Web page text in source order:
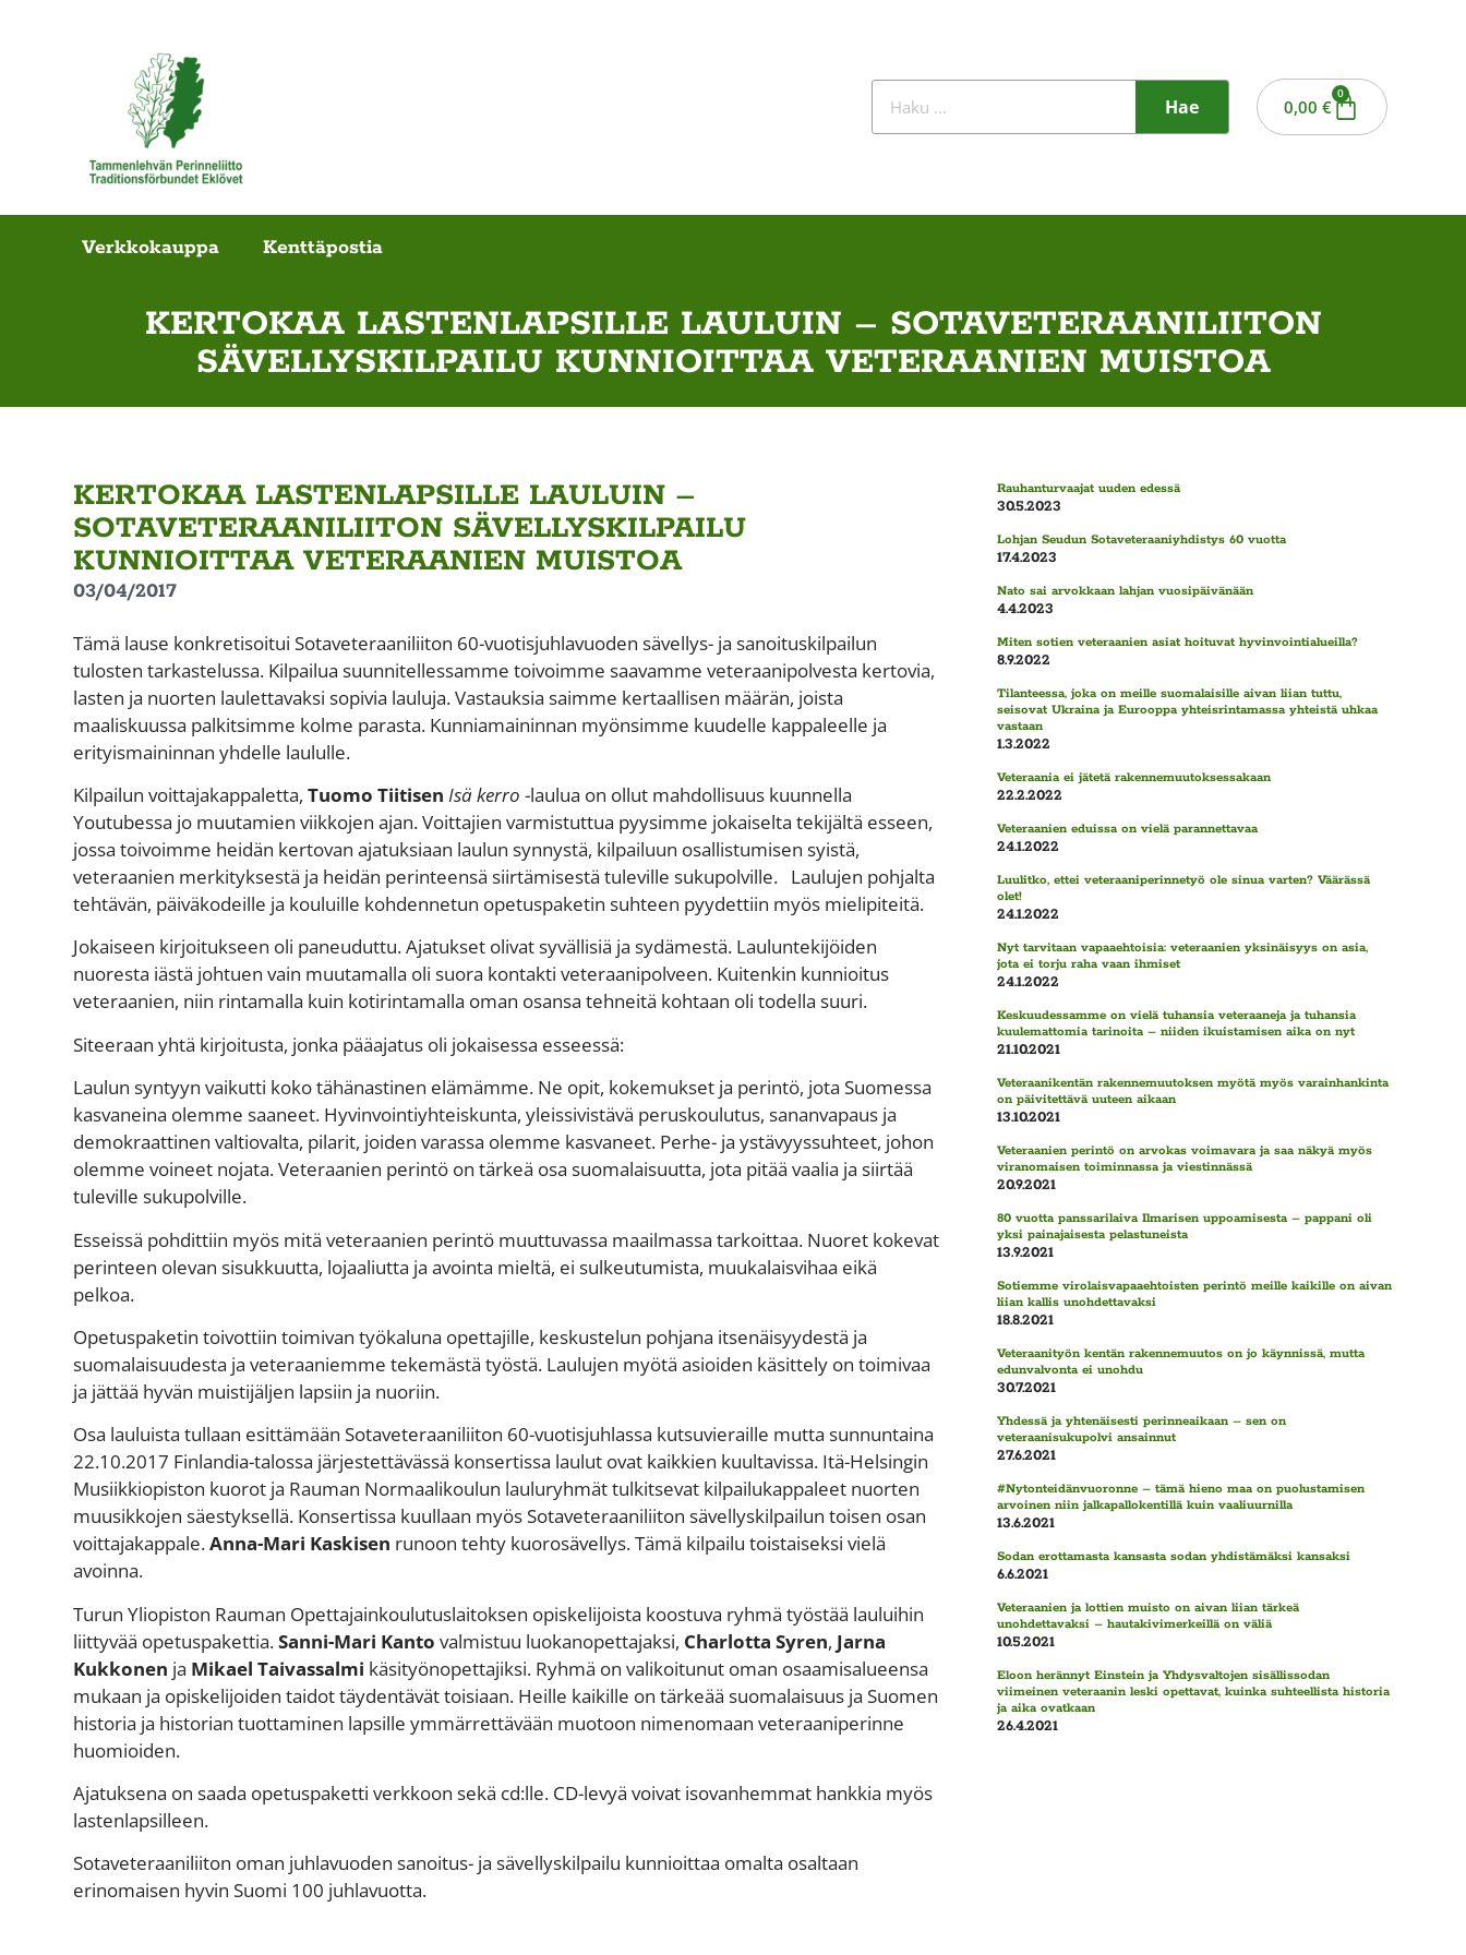
Hae 0,00€
0
Verkkokauppa Kenttäpostia
KERTOKAA LASTENLAPSILLE LAULUIN – SOTAVETERAANILIITON
SÄVELLYSKILPAILU KUNNIOITTAA VETERAANIEN MUISTOA
KERTOKAA LASTENLAPSILLE LAULUIN –
SOTAVETERAANILIITON SÄVELLYSKILPAILU
KUNNIOITTAA VETERAANIEN MUISTOA
03/04/2017
Tämä lause konkretisoitui Sotaveteraaniliiton 60-vuotisjuhlavuoden sävellys- ja sanoituskilpailun
tulosten tarkastelussa. Kilpailua suunnitellessamme toivoimme saavamme veteraanipolvesta kertovia,
lasten ja nuorten laulettavaksi sopivia lauluja. Vastauksia saimme kertaallisen määrän, joista
maaliskuussa palkitsimme kolme parasta. Kunniamaininnan myönsimme kuudelle kappaleelle ja
erityismaininnan yhdelle laululle.
Kilpailun voittajakappaletta,Tuomo Tiitisen Isä kerro -laulua on ollut mahdollisuus kuunnella
Youtubessa jo muutamien viikkojen ajan. Voittajien varmistuttua pyysimme jokaiselta tekijältä esseen,
jossa toivoimme heidän kertovan ajatuksiaan laulun synnystä, kilpailuun osallistumisen syistä,
veteraanien merkityksestä ja heidän perinteensä siirtämisestä tuleville sukupolville. Laulujen pohjalta
tehtävän, päiväkodeille ja kouluille kohdennetun opetuspaketin suhteen pyydettiin myös mielipiteitä.
Jokaiseen kirjoitukseen oli paneuduttu. Ajatukset olivat syvällisiä ja sydämestä. Lauluntekijöiden
nuoresta iästä johtuen vain muutamalla oli suora kontakti veteraanipolveen. Kuitenkin kunnioitus
veteraanien, niin rintamalla kuin kotirintamalla oman osansa tehneitä kohtaan oli todella suuri.
Siteeraan yhtä kirjoitusta, jonka pääajatus oli jokaisessa esseessä:
Laulun syntyyn vaikutti koko tähänastinen elämämme. Ne opit, kokemukset ja perintö, jota Suomessa
kasvaneina olemme saaneet. Hyvinvointiyhteiskunta, yleissivistävä peruskoulutus, sananvapaus ja
demokraattinen valtiovalta, pilarit, joiden varassa olemme kasvaneet. Perhe- ja ystävyyssuhteet, johon
olemme voineet nojata. Veteraanien perintö on tärkeä osa suomalaisuutta, jota pitää vaalia ja siirtää
tuleville sukupolville.
Esseissä pohdittiin myös mitä veteraanien perintö muuttuvassa maailmassa tarkoittaa. Nuoret kokevat
perinteen olevan sisukkuutta, lojaaliutta ja avointa mieltä, ei sulkeutumista, muukalaisvihaa eikä
pelkoa.
Opetuspaketin toivottiin toimivan työkaluna opettajille, keskustelun pohjana itsenäisyydestä ja
suomalaisuudesta ja veteraaniemme tekemästä työstä. Laulujen myötä asioiden käsittely on toimivaa
ja jättää hyvän muistijäljen lapsiin ja nuoriin.
Osa lauluista tullaan esittämään Sotaveteraaniliiton 60-vuotisjuhlassa kutsuvieraille mutta sunnuntaina
22.10.2017 Finlandia-talossa järjestettävässä konsertissa laulut ovat kaikkien kuultavissa. Itä-Helsingin
Musiikkiopiston kuorot ja Rauman Normaalikoulun lauluryhmät tulkitsevat kilpailukappaleet nuorten
muusikkojen säestyksellä. Konsertissa kuullaan myös Sotaveteraaniliiton sävellyskilpailun toisen osan
voittajakappale.Anna-Mari Kaskisen runoon tehty kuorosävellys. Tämä kilpailu toistaiseksi vielä
avoinna.
Turun Yliopiston Rauman Opettajainkoulutuslaitoksen opiskelijoista koostuva ryhmä työstää lauluihin
liittyvää opetuspakettia.Sanni-Mari Kanto valmistuu luokanopettajaksi, Charlotta Syren, Jarna
Kukkonen ja Mikael Taivassalmi käsityönopettajiksi. Ryhmä on valikoitunut oman osaamisalueensa
mukaan ja opiskelijoiden taidot täydentävät toisiaan. Heille kaikille on tärkeää suomalaisuus ja Suomen
historia ja historian tuottaminen lapsille ymmärrettävään muotoon nimenomaan veteraaniperinne
huomioiden.
Ajatuksena on saada opetuspaketti verkkoon sekä cd:lle. CD-levyä voivat isovanhemmat hankkia myös
lastenlapsilleen.
Sotaveteraaniliiton oman juhlavuoden sanoitus- ja sävellyskilpailu kunnioittaa omalta osaltaan
erinomaisen hyvin Suomi 100 juhlavuotta.
Rauhanturvaajat uuden edessä
30.5.2023
Lohjan Seudun Sotaveteraaniyhdistys 60 vuotta
17.4.2023
Nato sai arvokkaan lahjan vuosipäivänään
4.4.2023
Miten sotien veteraanien asiat hoituvat hyvinvointialueilla?
8.9.2022
Tilanteessa, joka on meille suomalaisille aivan liian tuttu,
seisovat Ukraina ja Eurooppa yhteisrintamassa yhteistä uhkaa
vastaan
1.3.2022
Veteraania ei jätetä rakennemuutoksessakaan
22.2.2022
Veteraanien eduissa on vielä parannettavaa
24.1.2022
Luulitko, ettei veteraaniperinnetyö ole sinua varten? Väärässä
olet!
24.1.2022
Nyt tarvitaan vapaaehtoisia: veteraanien yksinäisyys on asia,
jota ei torju raha vaan ihmiset
24.1.2022
Keskuudessamme on vielä tuhansia veteraaneja ja tuhansia
kuulemattomia tarinoita – niiden ikuistamisen aika on nyt
21.10.2021
Veteraanikentän rakennemuutoksen myötä myös varainhankinta
on päivitettävä uuteen aikaan
13.10.2021
Veteraanien perintö on arvokas voimavara ja saa näkyä myös
viranomaisen toiminnassa ja viestinnässä
20.9.2021
80 vuotta panssarilaiva Ilmarisen uppoamisesta – pappani oli
yksi painajaisesta pelastuneista
13.9.2021
Sotiemme virolaisvapaaehtoisten perintö meille kaikille on aivan
liian kallis unohdettavaksi
18.8.2021
Veteraanityön kentän rakennemuutos on jo käynnissä, mutta
edunvalvonta ei unohdu
30.7.2021
Yhdessä ja yhtenäisesti perinneaikaan – sen on
veteraanisukupolvi ansainnut
27.6.2021
#Nytonteidänvuoronne – tämä hieno maa on puolustamisen
arvoinen niin jalkapallokentillä kuin vaaliuurnilla
13.6.2021
Sodan erottamasta kansasta sodan yhdistämäksi kansaksi
6.6.2021
Veteraanien ja lottien muisto on aivan liian tärkeä
unohdettavaksi – hautakivimerkeillä on väliä
10.5.2021
Eloon herännyt Einstein ja Yhdysvaltojen sisällissodan
viimeinen veteraanin leski opettavat, kuinka suhteellista historia
ja aika ovatkaan
26.4.2021